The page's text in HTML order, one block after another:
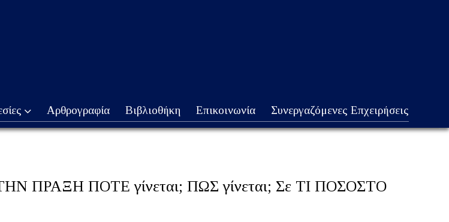
Αρθρογραφία Βιβλιοθήκη Επικοινωνία Συνεργαζόμενες Επχειρήσεις
ΠΟΤΕ γίνεται; ΠΩΣ γίνεται; Σε ΤΙ ΠΟΣΟΣΤΟ